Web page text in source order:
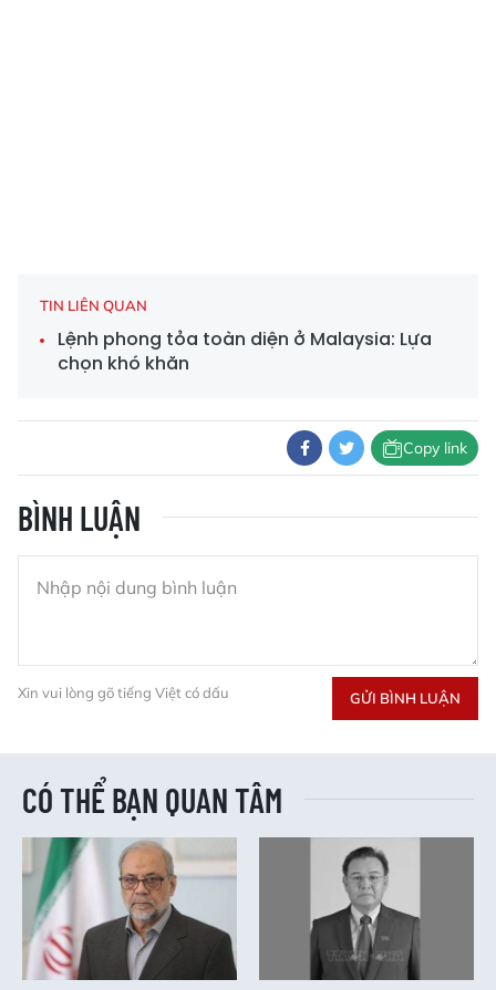
TIN LIÊN QUAN
Lệnh phong tỏa toàn diện ở Malaysia: Lựa
chọn khó khăn
Copy link
BÌNH LUẬN
Xin vui lòng gõ tiếng Việt có dấu GỬI BÌNH LUẬN
CÓ THỂ BẠN QUAN TÂM